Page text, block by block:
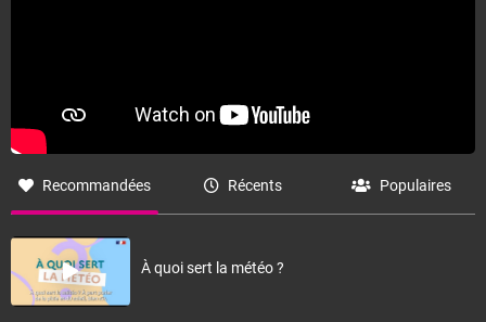
Recommandées Récents Populaires
À quoi sert la météo ?